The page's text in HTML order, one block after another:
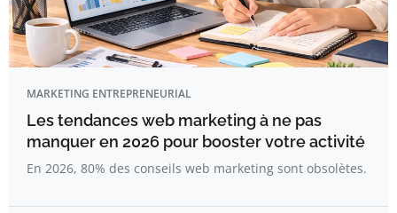
MARKETING ENTREPRENEURIAL
Les tendances web marketing à ne pas
manquer en 2026 pour booster votre activité
En 2026, 80% des conseils web marketing sont obsolètes.